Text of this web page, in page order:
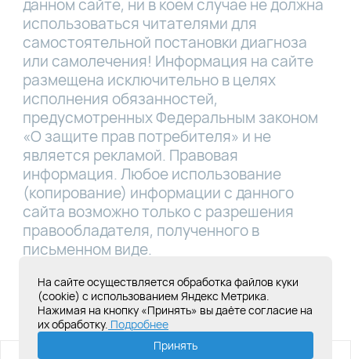
данном сайте, ни в коем случае не должна
использоваться читателями для
самостоятельной постановки диагноза
или самолечения! Информация на сайте
размещена исключительно в целях
исполнения обязанностей,
предусмотренных Федеральным законом
«О защите прав потребителя» и не
является рекламой. Правовая
информация. Любое использование
(копирование) информации с данного
сайта возможно только с разрешения
правообладателя, полученного в
письменном виде.
Лицензия Л041-01181-16/00331767 от
28.05.2019
Создание сайта под ключ
ИМЕЮТСЯ ПРОТИВОПОКАЗАНИЯ,
На сайте осуществляется обработка файлов куки
(cookie) с использованием Яндекс Метрика.
Нажимая на кнопку «Принять» вы даёте согласие на
их обработку. Подробнее
Принять